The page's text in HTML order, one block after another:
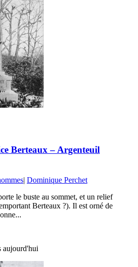
Berteaux – Argenteuil
| Dominique Perchet
le buste au sommet, et un relief
Berteaux ?). Il est orné de
aujourd'hui